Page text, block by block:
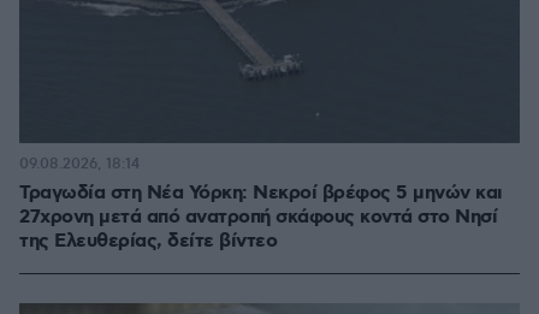
Τραγωδία στη Νέα Υόρκη: Νεκροί βρέφος 5 μηνών και
27χρονη μετά από ανατροπή σκάφους κοντά στο Νησί
της Ελευθερίας, δείτε βίντεο
09.08.2026, 18:14